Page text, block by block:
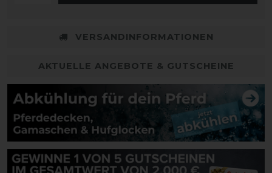
VERSANDINFORMATIONEN
AKTUELLE ANGEBOTE & GUTSCHEINE